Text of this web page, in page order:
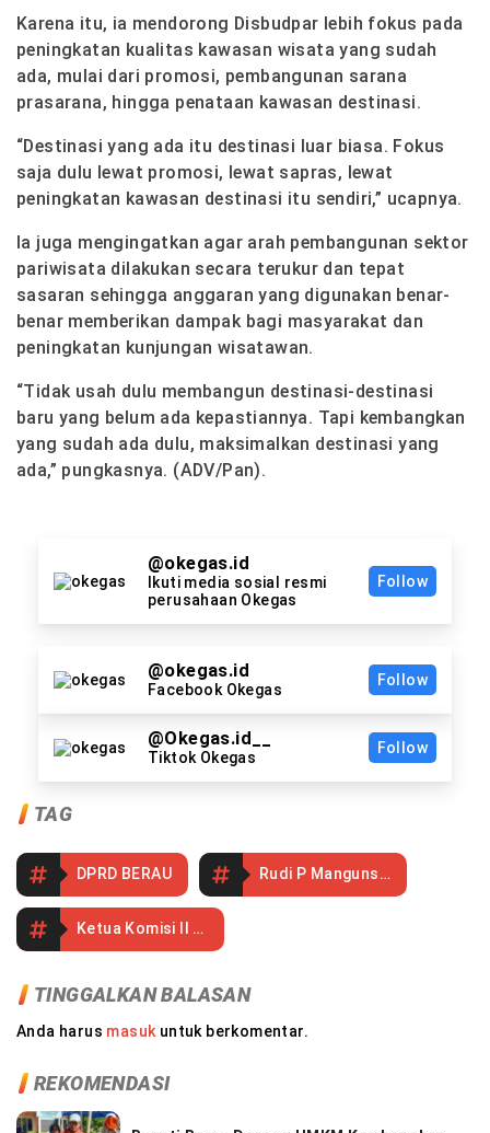
Karena itu, ia mendorong Disbudpar lebih fokus pada
peningkatan kualitas kawasan wisata yang sudah
ada, mulai dari promosi, pembangunan sarana
prasarana, hingga penataan kawasan destinasi.
“Destinasi yang ada itu destinasi luar biasa. Fokus
saja dulu lewat promosi, lewat sapras, lewat
peningkatan kawasan destinasi itu sendiri,” ucapnya.
Ia juga mengingatkan agar arah pembangunan sektor
pariwisata dilakukan secara terukur dan tepat
sasaran sehingga anggaran yang digunakan benar-
benar memberikan dampak bagi masyarakat dan
peningkatan kunjungan wisatawan.
“Tidak usah dulu membangun destinasi-destinasi
baru yang belum ada kepastiannya. Tapi kembangkan
yang sudah ada dulu, maksimalkan destinasi yang
ada,” pungkasnya. (ADV/Pan).
@okegas.id
Ikuti media sosial resmi
perusahaan Okegas
Follow
@okegas.id
Facebook Okegas
Follow
@Okegas.id__
Tiktok Okegas
Follow
TAG
DPRD BERAU Rudi P Mangunsong
Ketua Komisi II DPRD BERAU
TINGGALKAN BALASAN
Anda harus masuk untuk berkomentar.
REKOMENDASI